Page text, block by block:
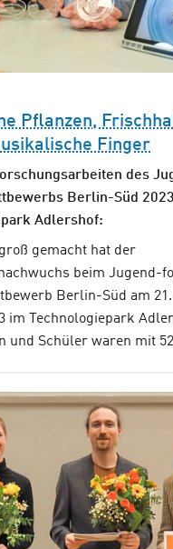
Pflanzen,
Finger
des
Berlin-Süd
Adlershof:
gemacht hat der
beim Jugend-
Berlin-Süd am 21.
im Technologiepark
und Schüler waren mit